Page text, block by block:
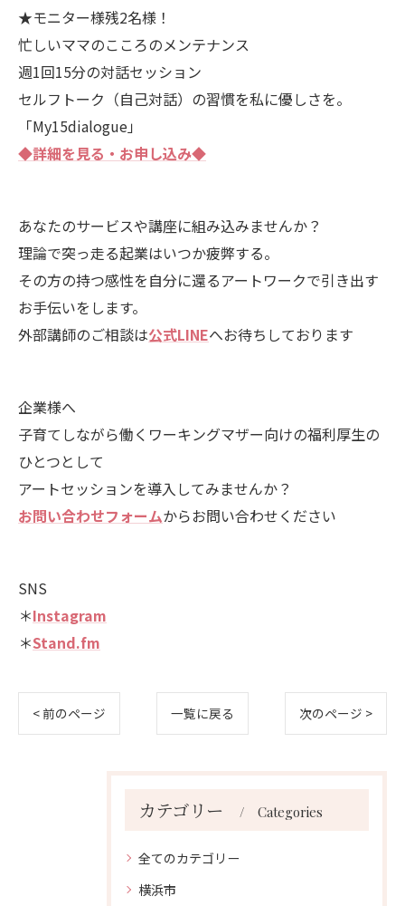
★モニター様残2名様！
忙しいママのこころのメンテナンス
週1回15分の対話セッション
セルフトーク（自己対話）の習慣を私に優しさを。
「My15dialogue」
◆詳細を見る・お申し込み◆
あなたのサービスや講座に組み込みませんか？
理論で突っ走る起業はいつか疲弊する。
その方の持つ感性を自分に還るアートワークで引き出す
お手伝いをします。
外部講師のご相談は公式LINEへお待ちしております
企業様へ
子育てしながら働くワーキングマザー向けの福利厚生の
ひとつとして
アートセッションを導入してみませんか？
お問い合わせフォームからお問い合わせください
SNS
＊Instagram
＊Stand.fm
< 前のページ 一覧に戻る 次のページ >
カテゴリー Categories
全てのカテゴリー
横浜市